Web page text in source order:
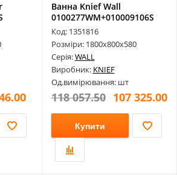
Ванна Knief Wall
0100277WM+010009106S
1800х800х580 M...
Код: 1351816
Розміри: 1800х800х580
Серія:WALL
Виробник: KNIEF
Од.вимірювання: шт
118 057.50 107 325.00
Купити